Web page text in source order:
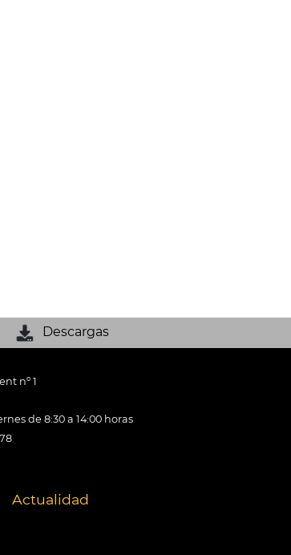
Descargas
nº 1
de 8:30 a 14:00 horas
Actualidad